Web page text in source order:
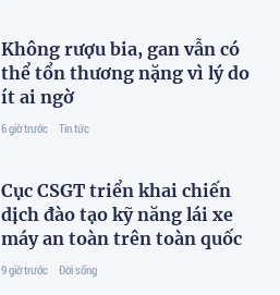
Không rượu bia, gan vẫn có
thể tổn thương nặng vì lý do
ít ai ngờ
6 giờ trước Tin tức
Cục CSGT triển khai chiến
dịch đào tạo kỹ năng lái xe
máy an toàn trên toàn quốc
9 giờ trước Đời sống